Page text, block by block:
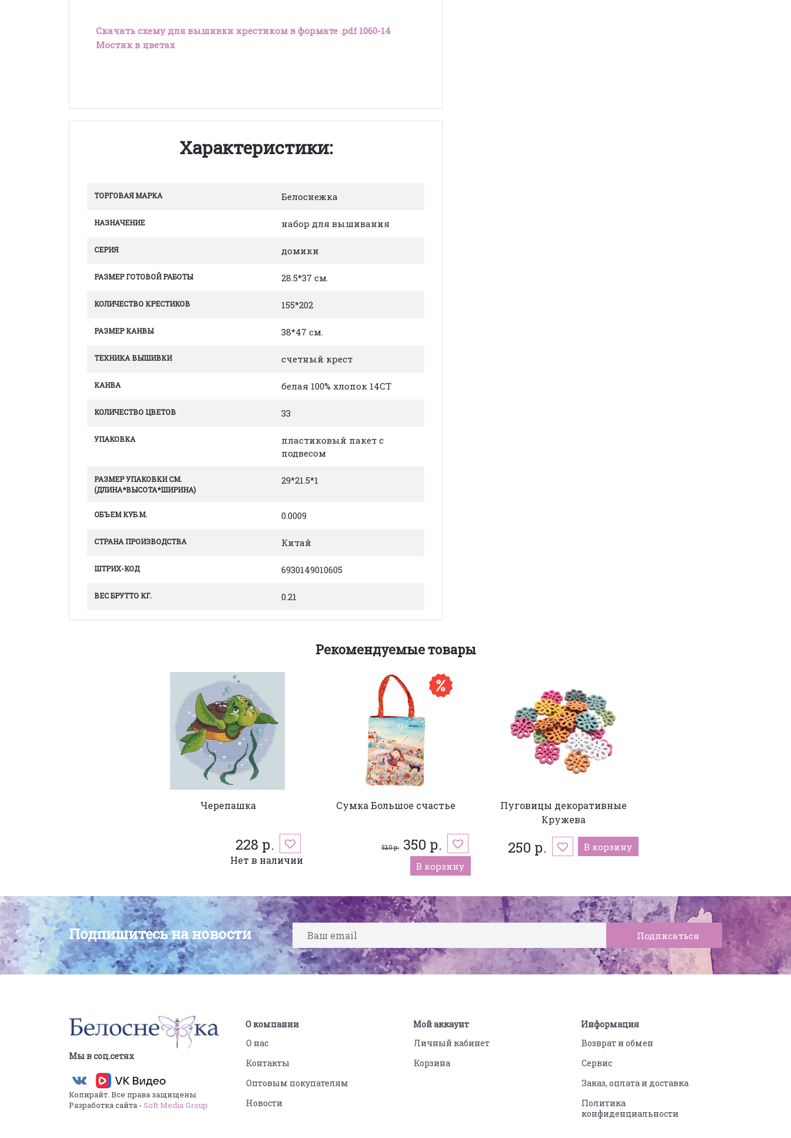
Скачать схему для вышивки крестиком в формате .pdf 1060-14
Мостик в цветах
Характеристики:
ТОРГОВАЯ МАРКА Белоснежка
НАЗНАЧЕНИЕ набор для вышивания
СЕРИЯ домики
РАЗМЕР ГОТОВОЙ РАБОТЫ 28.5*37 см.
КОЛИЧЕСТВО КРЕСТИКОВ 155*202
РАЗМЕР КАНВЫ 38*47 см.
ТЕХНИКА ВЫШИВКИ счетный крест
КАНВА белая 100% хлопок 14СТ
КОЛИЧЕСТВО ЦВЕТОВ 33
УПАКОВКА
пластиковый пакет с
подвесом
РАЗМЕР УПАКОВКИ СМ.
(ДЛИНА*ВЫСОТА*ШИРИНА)
29*21.5*1
ОБЪЕМ КУБ.М. 0.0009
СТРАНА ПРОИЗВОДСТВА Китай
ШТРИХ-КОД 6930149010605
ВЕС БРУТТО КГ. 0.21
Рекомендуемые товары
Черепашка
228 р.
Нет в наличии
Сумка Большое счастье
520 р.350 р.
В корзину
Пуговицы декоративные
Кружева
250 р. В корзину
Подпишитесь на новости
Мы в соц.сетях
Копирайт. Все права защищены
Разработка сайта - Soft Media Group
О компании
О нас
Контакты
Оптовым покупателям
Новости
Мой аккаунт
Личный кабинет
Корзина
Информация
Возврат и обмен
Сервис
Заказ, оплата и доставка
Политика
конфиденциальности